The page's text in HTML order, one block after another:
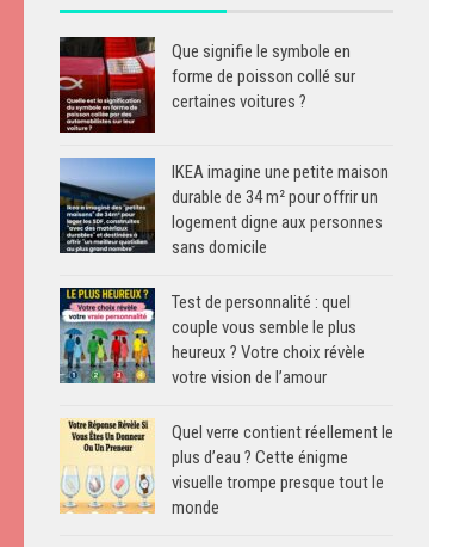
Que signifie le symbole en
forme de poisson collé sur
certaines voitures ?
IKEA imagine une petite maison
durable de 34 m² pour offrir un
logement digne aux personnes
sans domicile
Test de personnalité : quel
couple vous semble le plus
heureux ? Votre choix révèle
votre vision de l’amour
Quel verre contient réellement le
plus d’eau ? Cette énigme
visuelle trompe presque tout le
monde